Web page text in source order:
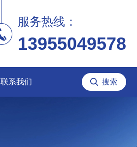
服务热线：
13955049578
联系我们